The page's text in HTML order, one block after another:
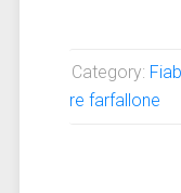
Category:
re farfallone